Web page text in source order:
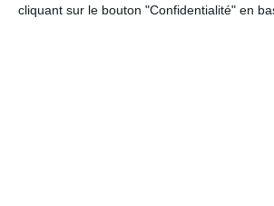
cliquant sur le bouton "Confidentialité" en